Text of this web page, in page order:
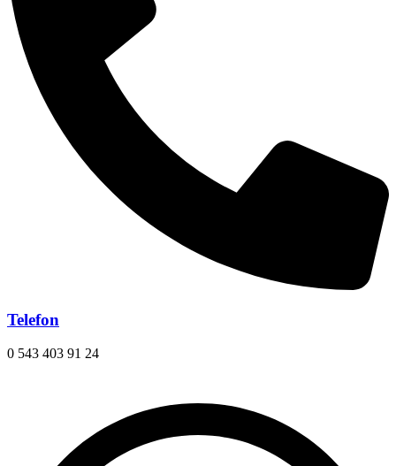
Telefon
0 543 403 91 24